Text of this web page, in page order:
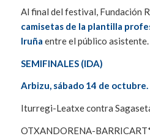
Al final del festival, Fundación
camisetas de la plantilla
Iruña entre el público asistente.
SEMIFINALES (IDA)
Arbizu, sábado 14 de octubre.
Iturregi-Leatxe contra
OTXANDORENA-